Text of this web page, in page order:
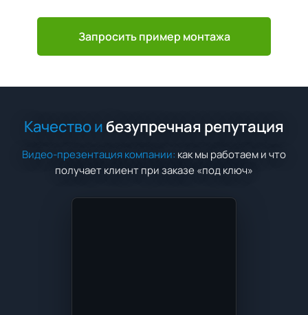
Запросить пример монтажа
Качество и безупречная репутация
Видео-презентация компании: как мы работаем и что
получает клиент при заказе «под ключ»